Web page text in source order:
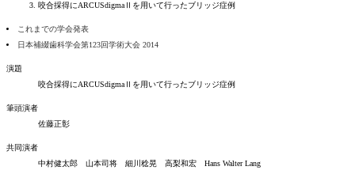
咬合採得にARCUSdigmaⅡを用いて行ったブリッジ症例
これまでの学会発表
日本補綴歯科学会第123回学術大会 2014
演題
咬合採得にARCUSdigmaⅡを用いて行ったブリッジ症例
筆頭演者
佐藤正彰
共同演者
中村健太郎 山本司将 細川稔晃 高梨和宏 Hans Walter Lang